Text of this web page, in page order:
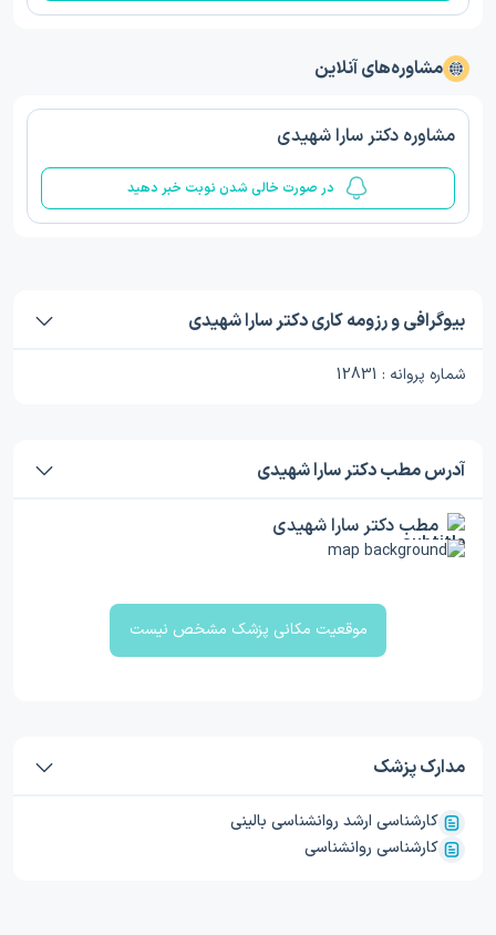
مشاوره‌های آنلاین
مشاوره دکتر سارا شهیدی
در صورت خالی شدن نوبت خبر دهید
بیوگرافی و رزومه کاری دکتر سارا شهیدی
شماره پروانه : 12831
آدرس مطب دکتر سارا شهیدی
مطب دکتر سارا شهیدی
موقعیت مکانی پزشک مشخص نیست
مدارک پزشک
کارشناسی ارشد روانشناسی بالینی
کارشناسی روانشناسی